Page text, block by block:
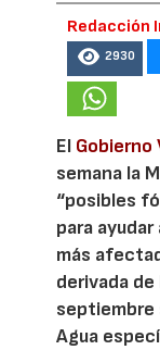
Redacción
2930
El Gobierno
semana la
“posibles
para
más
derivada de
septiembre
Agua